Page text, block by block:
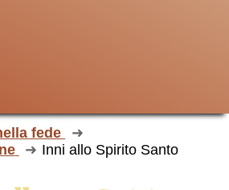
fede
Inni allo Spirito Santo